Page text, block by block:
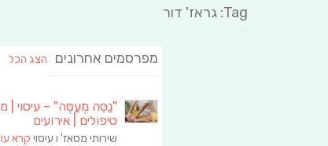
Tag: גראז' דור
מפרסמים אחרונים הצג הכל
"נַסֵּה מְעַסֶּה" – עיסוי |
טיפולים | אירועים
שירותי מסאז' ו עיסוי קרא